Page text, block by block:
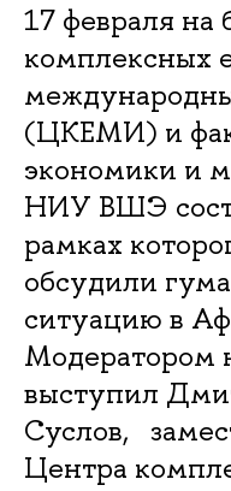
17 февраля на
комплексных
(ЦКЕМИ) и
экономики и
НИУ ВШЭ
рамках
обсудили
ситуацию в
Модератором
выступил
Суслов,
Центра